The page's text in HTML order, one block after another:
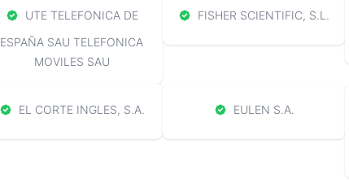
UTE TELEFONICA DE
ESPAÑA SAU TELEFONICA
MOVILES SAU
FISHER SCIENTIFIC, S.L.
EL CORTE INGLES, S.A. EULEN S.A.